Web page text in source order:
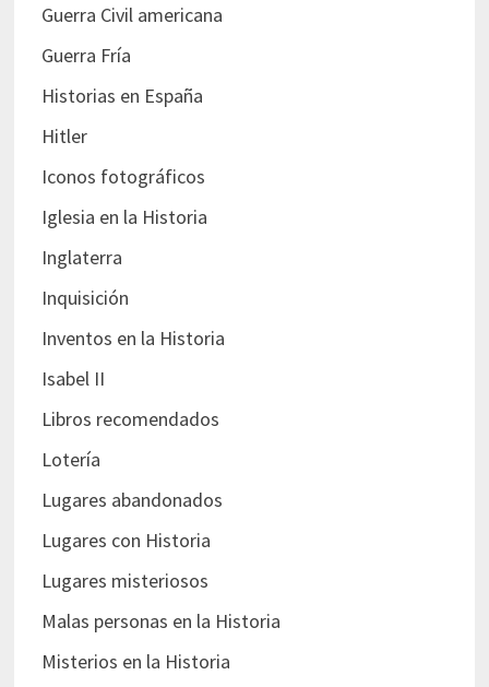
Guerra Civil americana
Guerra Fría
Historias en España
Hitler
Iconos fotográficos
Iglesia en la Historia
Inglaterra
Inquisición
Inventos en la Historia
Isabel II
Libros recomendados
Lotería
Lugares abandonados
Lugares con Historia
Lugares misteriosos
Malas personas en la Historia
Misterios en la Historia